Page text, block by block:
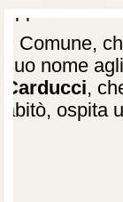
Il Comune,
suo nome
Carducci,
abitò, ospita